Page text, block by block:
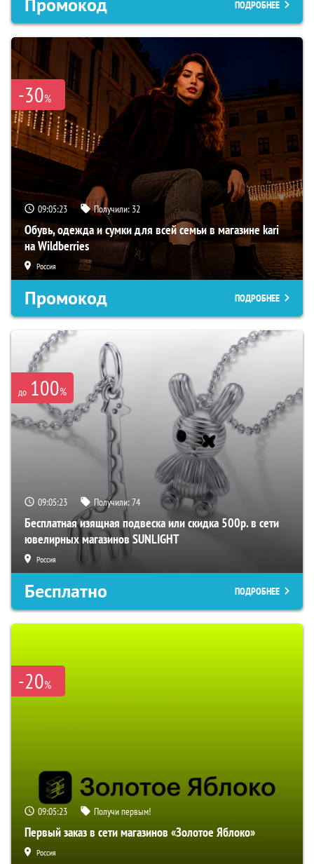
Промокод ПОДРОБНЕЕ
-30%
09:05:22 Получили: 32
Обувь, одежда и сумки для всей семьи в магазине kari
на Wildberries
Россия
Промокод ПОДРОБНЕЕ
до 100%
09:05:22 Получили:74
Бесплатная изящная подвеска или скидка 500р. в сети
ювелирных магазинов SUNLIGHT
Россия
Бесплатно ПОДРОБНЕЕ
-20%
09:05:22 Получи первым!
Первый заказ в сети магазинов «Золотое Яблоко»
Россия